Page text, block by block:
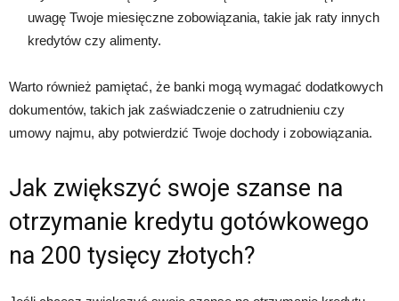
uwagę Twoje miesięczne zobowiązania, takie jak raty innych
kredytów czy alimenty.
Warto również pamiętać, że banki mogą wymagać dodatkowych
dokumentów, takich jak zaświadczenie o zatrudnieniu czy
umowy najmu, aby potwierdzić Twoje dochody i zobowiązania.
Jak zwiększyć swoje szanse na
otrzymanie kredytu gotówkowego
na 200 tysięcy złotych?